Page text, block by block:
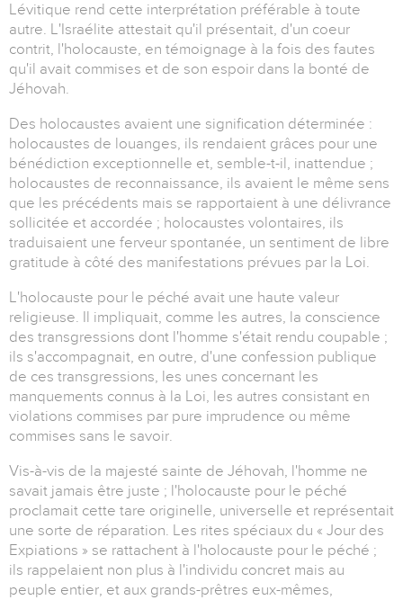
Lévitique rend cette interprétation préférable à toute
autre. L'Israélite attestait qu'il présentait, d'un coeur
contrit, l'holocauste, en témoignage à la fois des fautes
qu'il avait commises et de son espoir dans la bonté de
Jéhovah.
Des holocaustes avaient une signification déterminée :
holocaustes de louanges, ils rendaient grâces pour une
bénédiction exceptionnelle et, semble-t-il, inattendue ;
holocaustes de reconnaissance, ils avaient le même sens
que les précédents mais se rapportaient à une délivrance
sollicitée et accordée ; holocaustes volontaires, ils
traduisaient une ferveur spontanée, un sentiment de libre
gratitude à côté des manifestations prévues par la Loi.
L'holocauste pour le péché avait une haute valeur
religieuse. Il impliquait, comme les autres, la conscience
des transgressions dont l'homme s'était rendu coupable ;
ils s'accompagnait, en outre, d'une confession publique
de ces transgressions, les unes concernant les
manquements connus à la Loi, les autres consistant en
violations commises par pure imprudence ou même
commises sans le savoir.
Vis-à-vis de la majesté sainte de Jéhovah, l'homme ne
savait jamais être juste ; l'holocauste pour le péché
proclamait cette tare originelle, universelle et représentait
une sorte de réparation. Les rites spéciaux du « Jour des
Expiations » se rattachent à l'holocauste pour le péché ;
ils rappelaient non plus à l'individu concret mais au
peuple entier, et aux grands-prêtres eux-mêmes,